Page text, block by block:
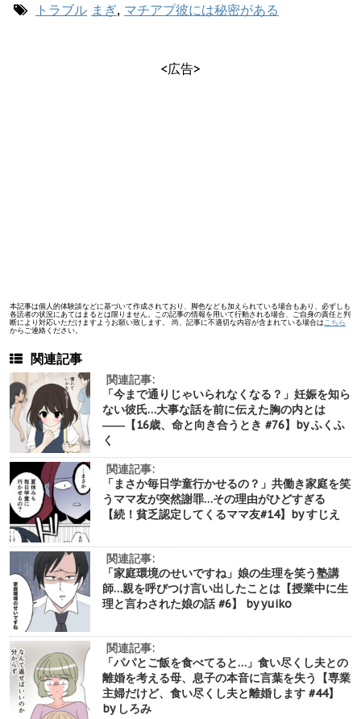
トラブル まぎ, マチアプ彼には秘密がある
<広告>
本記事は個人的体験談などに基づいて作成されており、脚色なども加えられている場合もあり、必ずしも
各読者の状況にあてはまるとは限りません。この記事の情報を用いて行動される場合、ご自身の責任と判
断により対応いただけますようお願い致します。 尚、記事に不適切な内容が含まれている場合は こちら
からご連絡ください。
関連記事
関連記事:
「今まで通りじゃいられなくなる？」妊娠を知ら
ない彼氏…大事な話を前に伝えた胸の内とは
――【16歳、命と向き合うとき #76】by ふくふ
く
関連記事:
「まさか毎日学童行かせるの？」共働き家庭を笑
うママ友が突然謝罪…その理由がひどすぎる
【続！貧乏認定してくるママ友#14】by すじえ
関連記事:
「家庭環境のせいですね」娘の生理を笑う塾講
師…親を呼びつけ言い出したことは【授業中に生
理と言わされた娘の話 #6】 by yuiko
関連記事:
「パパとご飯を食べてると…」食い尽くし夫との
離婚を考える母、息子の本音に言葉を失う【専業
主婦だけど、食い尽くし夫と離婚します #44】
by しろみ